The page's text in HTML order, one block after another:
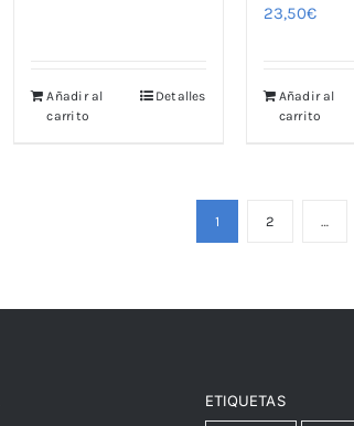
Añadir al
carrito
Detalles
23,50€
Añadir al
carrito
1 2 …
ETIQUETAS